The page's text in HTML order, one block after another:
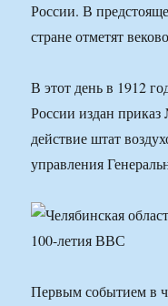
России. В
стране отметят
В этот день в 1912
России издан
действие штат
управления
Первым событием в